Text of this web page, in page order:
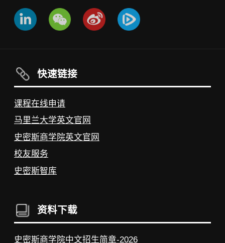
快速链接
课程在线申请
马里兰大学英文官网
史密斯商学院英文官网
校友服务
史密斯智库
资料下载
史密斯商学院中文招生简章-2026